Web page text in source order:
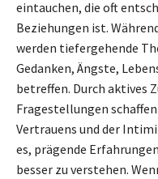
eintauchen, die oft
Beziehungen ist.
werden tiefergehende
Gedanken, Ängste,
betreffen. Durch aktives
Fragestellungen
Vertrauens und der
es, prägende
besser zu verstehen.